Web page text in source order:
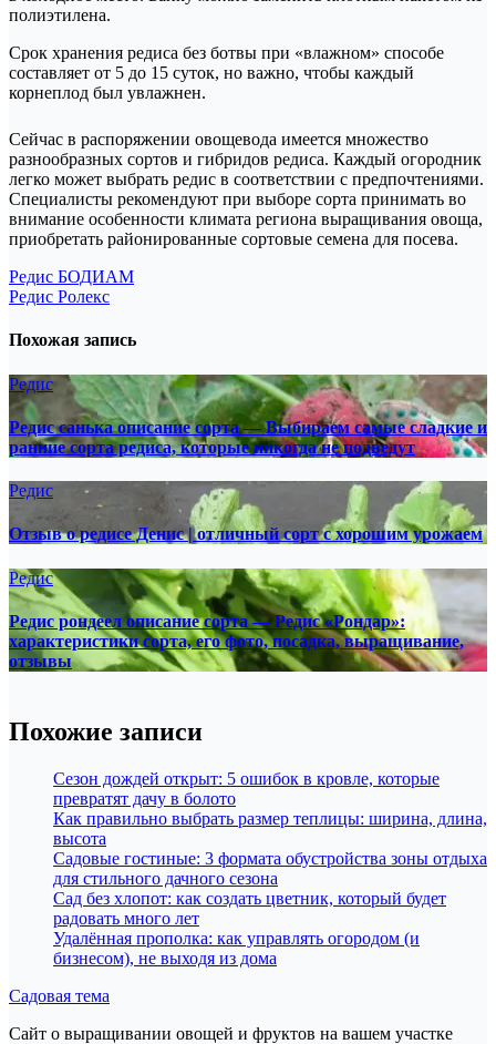
полиэтилена.
Срок хранения редиса без ботвы при «влажном» способе
составляет от 5 до 15 суток, но важно, чтобы каждый
корнеплод был увлажнен.
Сейчас в распоряжении овощевода имеется множество
разнообразных сортов и гибридов редиса. Каждый огородник
легко может выбрать редис в соответствии с предпочтениями.
Специалисты рекомендуют при выборе сорта принимать во
внимание особенности климата региона выращивания овоща,
приобретать районированные сортовые семена для посева.
Навигация
по
записям
Редис БОДИАМ
Редис Ролекс
Похожая запись
Редис
Редис санька описание сорта — Выбираем самые сладкие и
ранние сорта редиса, которые никогда не подведут
Редис
Отзыв о редисе Денис | отличный сорт с хорошим урожаем
Редис
Редис рондеел описание сорта — Редис «Рондар»:
характеристики сорта, его фото, посадка, выращивание,
отзывы
Похожие записи
Сезон дождей открыт: 5 ошибок в кровле, которые
превратят дачу в болото
Как правильно выбрать размер теплицы: ширина, длина,
высота
Садовые гостиные: 3 формата обустройства зоны отдыха
для стильного дачного сезона
Сад без хлопот: как создать цветник, который будет
радовать много лет
Удалённая прополка: как управлять огородом (и
бизнесом), не выходя из дома
Садовая тема
Сайт о выращивании овощей и фруктов на вашем участке